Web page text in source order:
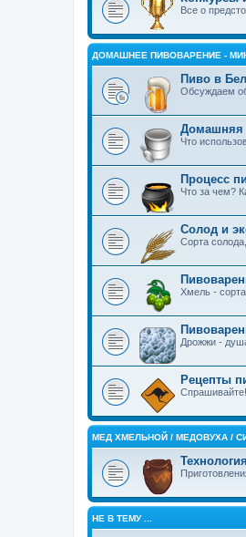
Все о
ДОМАШНЕЕ ПИВОВАРЕНИЕ -
Пиво в
Обсуждаем
Домашняя
Что
Процесс
Что за чем?
Солод и
Сорта
Хмель -
Дрожжи -
Рецепты
Спрашивайте!
MЕД ХМЕЛЬНОЙ / МЕДОВУХА /
НЕ В ТЕМУ ...